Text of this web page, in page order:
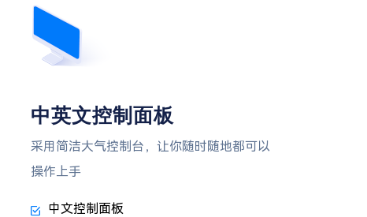
中英文控制面板
采用简洁大气控制台，让你随时随地都可以
操作上手
中文控制面板